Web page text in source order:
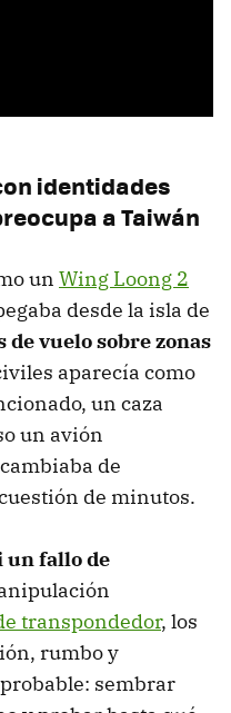
identidades
a Taiwán
un Wing Loong 2
desde la isla de
de vuelo sobre zonas
aparecía como
un caza
un avión
de
de minutos.
un fallo de
transpondedor, los
rumbo y
sembrar